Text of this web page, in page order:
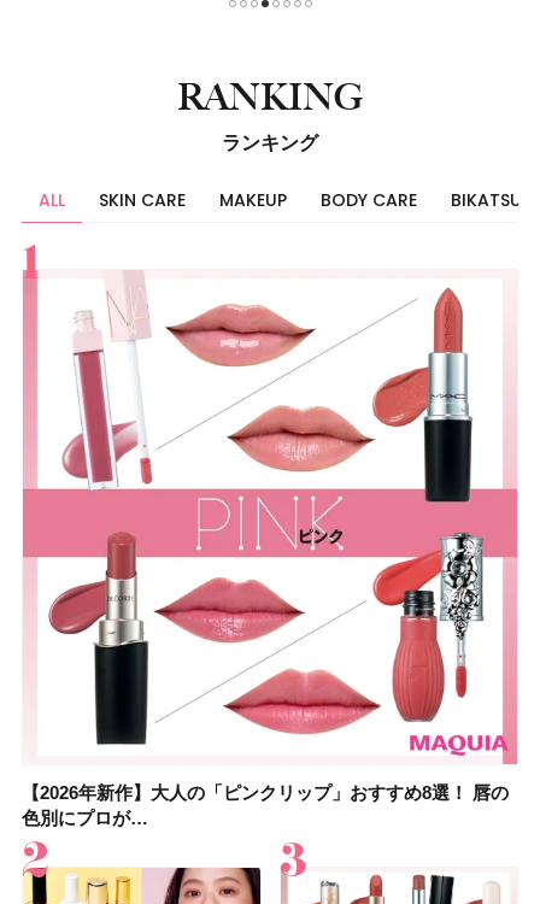
RANKING
ランキング
ALL SKIN CARE MAKEUP BODY CARE BIKATSU
すべて
【2026年新作】大人の「ピンクリップ」おすすめ8選！ 唇の
色別にプロが…
スキンケア
【上田竜也さんのマイベストコスメ５選】大人になって開眼
したからこそ愛が深…
メイク
【2026年新作】大人の「ピンクリップ」おすすめ8選！ 唇の
色別にプロが…
ボディケア
【2026夏】「香水・フレグランス」ランキングTOP5！＜美
容マニア・マ…
美活
【2026夏】「歯磨き粉・オーラルケア」ランキングTOP5！
＜美容マニア…
ヘア
【2026年夏】40代におすすめの髪型30選！ 若く見える・手
入れが楽な…
ライフスタイル
【鈴木えみさんの愛用品30選】コスメ・スキンケア・ヘアケ
アetc.お気に…
ビューティーズ
【キャンメイク】売切続出！先行発売中の「クリアヴェール
セッティングパウダ…